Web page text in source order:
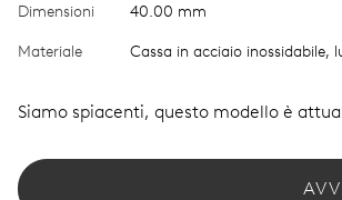
Dimensioni 40.00 mm
Materiale Cassa in acciaio
Siamo spiacenti, questo modello è